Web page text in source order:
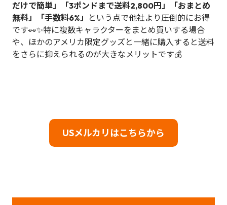
だけで簡単」「3ポンドまで送料2,800円」「おまとめ
無料」「手数料6%」
という点で他社より圧倒的にお得
です👀✨特に複数キャラクターをまとめ買いする場合
や、ほかのアメリカ限定グッズと一緒に購入すると送料
をさらに抑えられるのが大きなメリットです💰
USメルカリはこちらから